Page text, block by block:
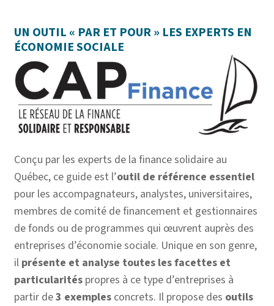
UN OUTIL « PAR ET POUR » LES EXPERTS EN
ÉCONOMIE SOCIALE
Conçu par les experts de la finance solidaire au
Québec, ce guide est l’outil de référence essentiel
pour les accompagnateurs, analystes, universitaires,
membres de comité de financement et gestionnaires
de fonds ou de programmes qui œuvrent auprès des
entreprises d’économie sociale. Unique en son genre,
il présente et analyse toutes les facettes et
particularités propres à ce type d’entreprises à
partir de3 exemples concrets. Il propose des outils